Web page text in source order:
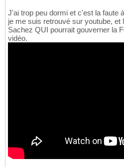
J'ai trop peu dormi et c'est la faute
je me suis retrouvé sur youtube, et
Sachez QUI pourrait gouverner la
vidéo.